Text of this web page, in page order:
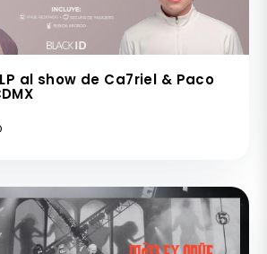
al show de Ca7riel & Paco